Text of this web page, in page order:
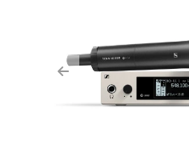
Previous